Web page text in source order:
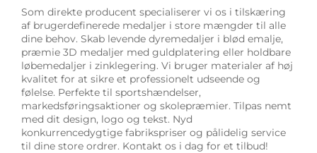
Som direkte producent specialiserer vi os i tilskæring
af brugerdefinerede medaljer i store mængder til alle
dine behov. Skab levende dyremedaljer i blød emalje,
præmie 3D medaljer med guldplatering eller holdbare
løbemedaljer i zinklegering. Vi bruger materialer af høj
kvalitet for at sikre et professionelt udseende og
følelse. Perfekte til sportshændelser,
markedsføringsaktioner og skolepræmier. Tilpas nemt
med dit design, logo og tekst. Nyd
konkurrencedygtige fabrikspriser og pålidelig service
til dine store ordrer. Kontakt os i dag for et tilbud!